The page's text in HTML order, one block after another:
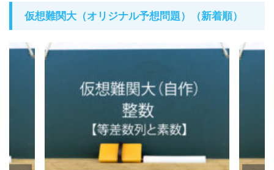
仮想難関大（オリジナル予想問題）（新着順）